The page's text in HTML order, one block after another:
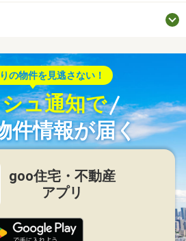
の物件を見逃さない！
ュ通知で
件情報が届く
goo住宅・不動産
アプリ